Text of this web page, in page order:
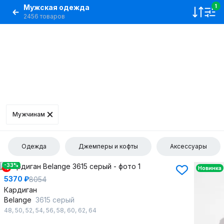
Мужская одежда
2456 товаров
1
Мужчинам
Одежда Джемперы и кофты Аксессуары
%
-33%
5370 ₽8054
Кардиган
Belange 3615 серый
48, 50, 52, 54, 56, 58, 60, 62, 64
Новинка